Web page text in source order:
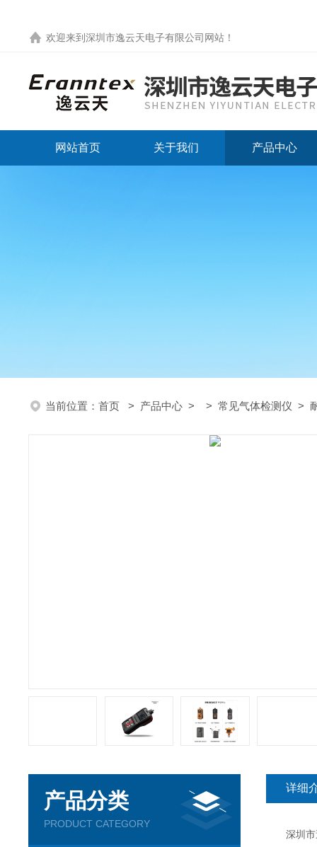
欢迎来到 深圳市逸云天电子有限公司网站 ！
网站首页 关于我们 产品中心
当前位置： 首页 > 产品中心 > > 常见气体检测仪 >
产品分类
PRODUCT CATEGORY
详细
深圳市逸